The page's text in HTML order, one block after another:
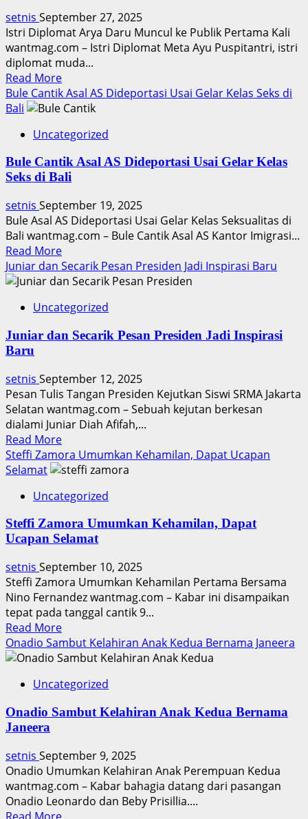
Rumah
di
Tamansari
setnis September 27, 2025
Istri Diplomat Arya Daru Muncul ke Publik Pertama Kali
wantmag.com – Istri Diplomat Meta Ayu Puspitantri, istri
diplomat muda...
Read MoreRead
more
about
Diplomat
Arya
Daru
Tampil
Perdana
ke
Publik
Bule Cantik Asal AS Dideportasi Usai Gelar Kelas Seks di
Bali
Uncategorized
Bule Cantik Asal AS Dideportasi Usai Gelar Kelas
Seks di Bali
setnis September 19, 2025
Bule Asal AS Dideportasi Usai Gelar Kelas Seksualitas di
Bali wantmag.com – Bule Cantik Asal AS Kantor Imigrasi...
Read MoreRead
more
about
Cantik
AS
Usai
Gelar
Kelas
Seks
di
Bali
Juniar dan Secarik Pesan Presiden Jadi Inspirasi Baru
Uncategorized
Juniar dan Secarik Pesan Presiden Jadi Inspirasi
Baru
setnis September 12, 2025
Pesan Tulis Tangan Presiden Kejutkan Siswi SRMA Jakarta
Selatan wantmag.com – Sebuah kejutan berkesan
dialami Juniar Diah Afifah,...
Read MoreRead
more
about
dan
Pesan
Presiden
Inspirasi
Baru
Steffi Zamora Umumkan Kehamilan, Dapat Ucapan
Selamat
Uncategorized
Steffi Zamora Umumkan Kehamilan, Dapat
Ucapan Selamat
setnis September 10, 2025
Steffi Zamora Umumkan Kehamilan Pertama Bersama
Nino Fernandez wantmag.com – Kabar ini disampaikan
tepat pada tanggal cantik 9...
Read MoreRead
more
about
Zamora
Kehamilan,
Ucapan
Selamat
Onadio Sambut Kelahiran Anak Kedua Bernama Janeera
Uncategorized
Onadio Sambut Kelahiran Anak Kedua Bernama
Janeera
setnis September 9, 2025
Onadio Umumkan Kelahiran Anak Perempuan Kedua
wantmag.com – Kabar bahagia datang dari pasangan
Onadio Leonardo dan Beby Prisillia....
Read MoreRead